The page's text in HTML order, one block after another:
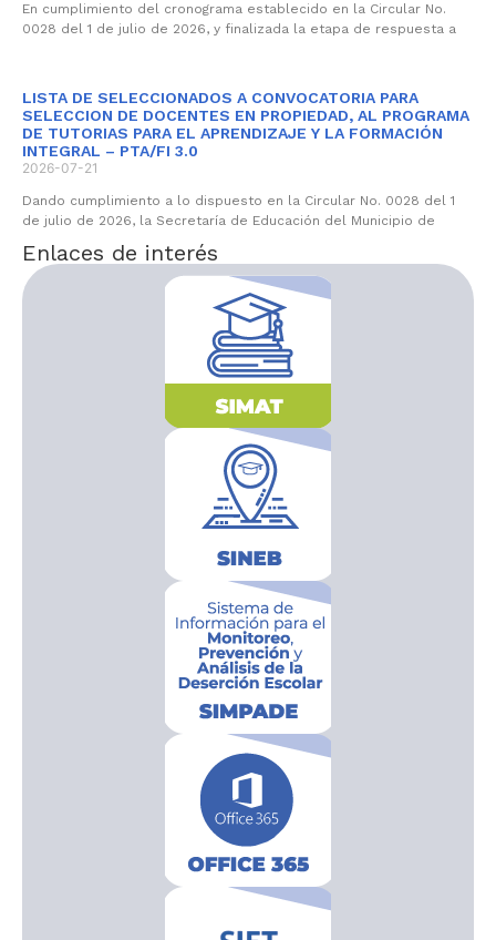
En cumplimiento del cronograma establecido en la Circular No.
0028 del 1 de julio de 2026, y finalizada la etapa de respuesta a
LISTA DE SELECCIONADOS A CONVOCATORIA PARA
SELECCION DE DOCENTES EN PROPIEDAD, AL PROGRAMA
DE TUTORIAS PARA EL APRENDIZAJE Y LA FORMACIÓN
INTEGRAL – PTA/FI 3.0
2026-07-21
Dando cumplimiento a lo dispuesto en la Circular No. 0028 del 1
de julio de 2026, la Secretaría de Educación del Municipio de
Enlaces de interés